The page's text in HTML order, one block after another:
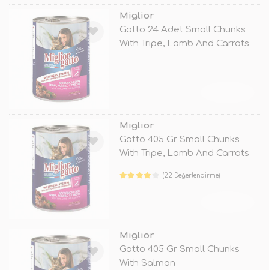
Miglior
Gatto 24 Adet Small Chunks
With Tripe, Lamb And Carrots
Miglior
Gatto 405 Gr Small Chunks
With Tripe, Lamb And Carrots
(22 Değerlendirme)
Miglior
Gatto 405 Gr Small Chunks
With Salmon